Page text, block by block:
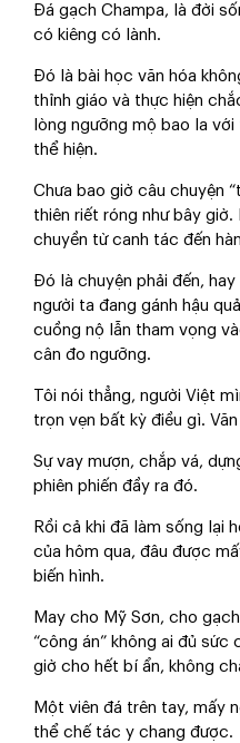
Đá gạch Champa, là đời
có kiêng có lành.
Đó là bài học văn hóa
thỉnh giáo và thực hiện
lòng ngưỡng mộ bao la
thể hiện.
Chưa bao giờ câu chuyện
thiên riết róng như bây giờ.
chuyền từ canh tác đến
Đó là chuyện phải đến,
người ta đang gánh hậu
cuồng nộ lẫn tham vọng
cân đo ngưỡng.
Tôi nói thẳng, người Việt
trọn vẹn bất kỳ điều gì.
Sự vay mượn, chắp vá,
phiên phiến đầy ra đó.
Rồi cả khi đã làm sống lại
của hôm qua, đâu được
biến hình.
May cho Mỹ Sơn, cho
“công án” không ai đủ sức
giờ cho hết bí ẩn, không
Một viên đá trên tay, mấy
thể chế tác y chang được.